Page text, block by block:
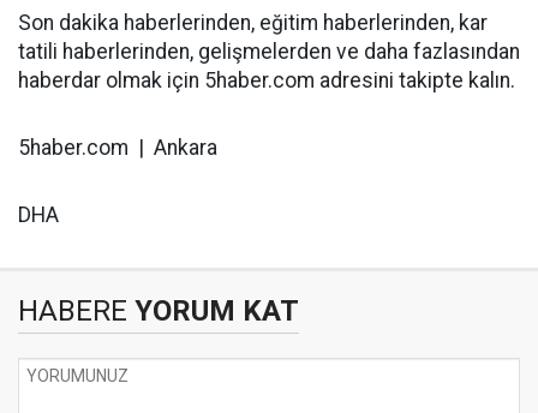
Son dakika haberlerinden, eğitim haberlerinden, kar
tatili haberlerinden, gelişmelerden ve daha fazlasından
haberdar olmak için 5haber.com adresini takipte kalın.
5haber.com | Ankara
DHA
HABERE YORUM KAT